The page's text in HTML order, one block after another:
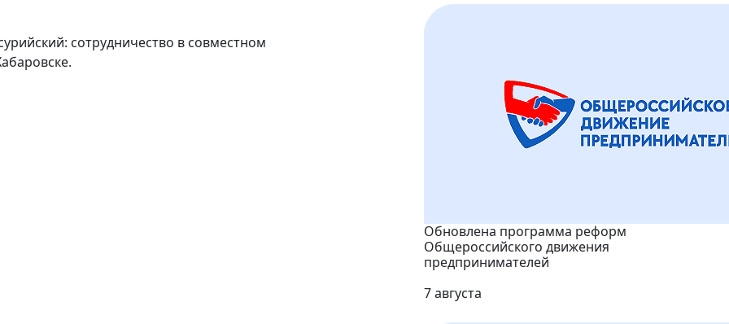
сотрудничество в совместном
Обновлена программа реформ
Общероссийского движения
предпринимателей
7 августа